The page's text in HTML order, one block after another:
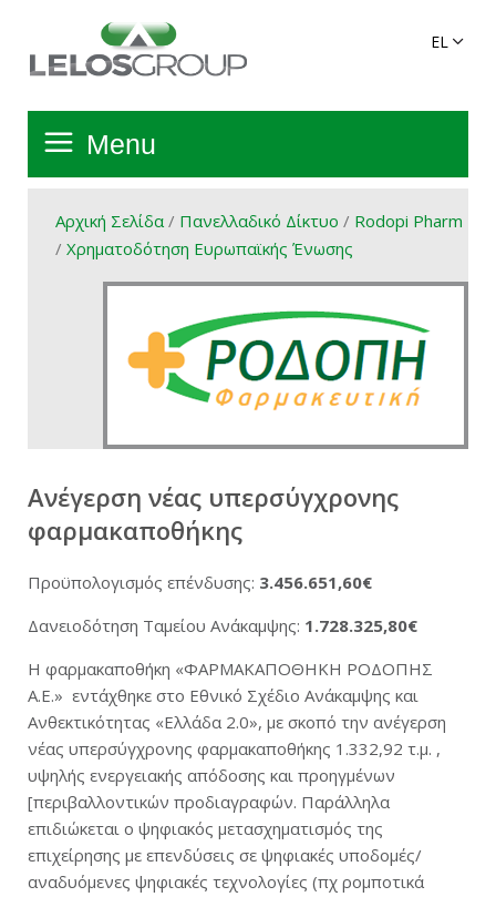
Menu
Αρχική Σελίδα
Όμιλος
Υπηρεσίες
Πανελλαδικό Δίκτυο
Νέα
Επικοινωνία
E-Commerce
Sitemap
Όροι Χρήσης & Πολιτική Απορρήτου
Αρχική Σελίδα/ Πανελλαδικό Δίκτυο / Rodopi Pharm
/ Χρηματοδότηση Ευρωπαϊκής Ένωσης
Ανέγερση νέας υπερσύγχρονης
φαρμακαποθήκης
Προϋπολογισμός επένδυσης: 3.456.651,60€
Δανειοδότηση Ταμείου Ανάκαμψης: 1.728.325,80€
Η φαρμακαποθήκη «ΦΑΡΜΑΚΑΠΟΘΗΚΗ ΡΟΔΟΠΗΣ
Α.Ε.» εντάχθηκε στο Εθνικό Σχέδιο Ανάκαμψης και
Ανθεκτικότητας «Ελλάδα 2.0», με σκοπό την ανέγερση
νέας υπερσύγχρονης φαρμακαποθήκης 1.332,92 τ.μ. ,
υψηλής ενεργειακής απόδοσης και προηγμένων
[περιβαλλοντικών προδιαγραφών. Παράλληλα
επιδιώκεται ο ψηφιακός μετασχηματισμός της
επιχείρησης με επενδύσεις σε ψηφιακές υποδομές/
αναδυόμενες ψηφιακές τεχνολογίες (πχ ρομποτικά